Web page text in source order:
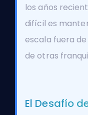
los años
difícil es
escala fuera
de otras
El Desafío